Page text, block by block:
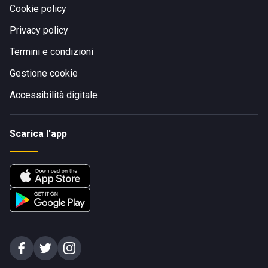
Cookie policy
Privacy policy
Termini e condizioni
Gestione cookie
Accessibilità digitale
Scarica l'app